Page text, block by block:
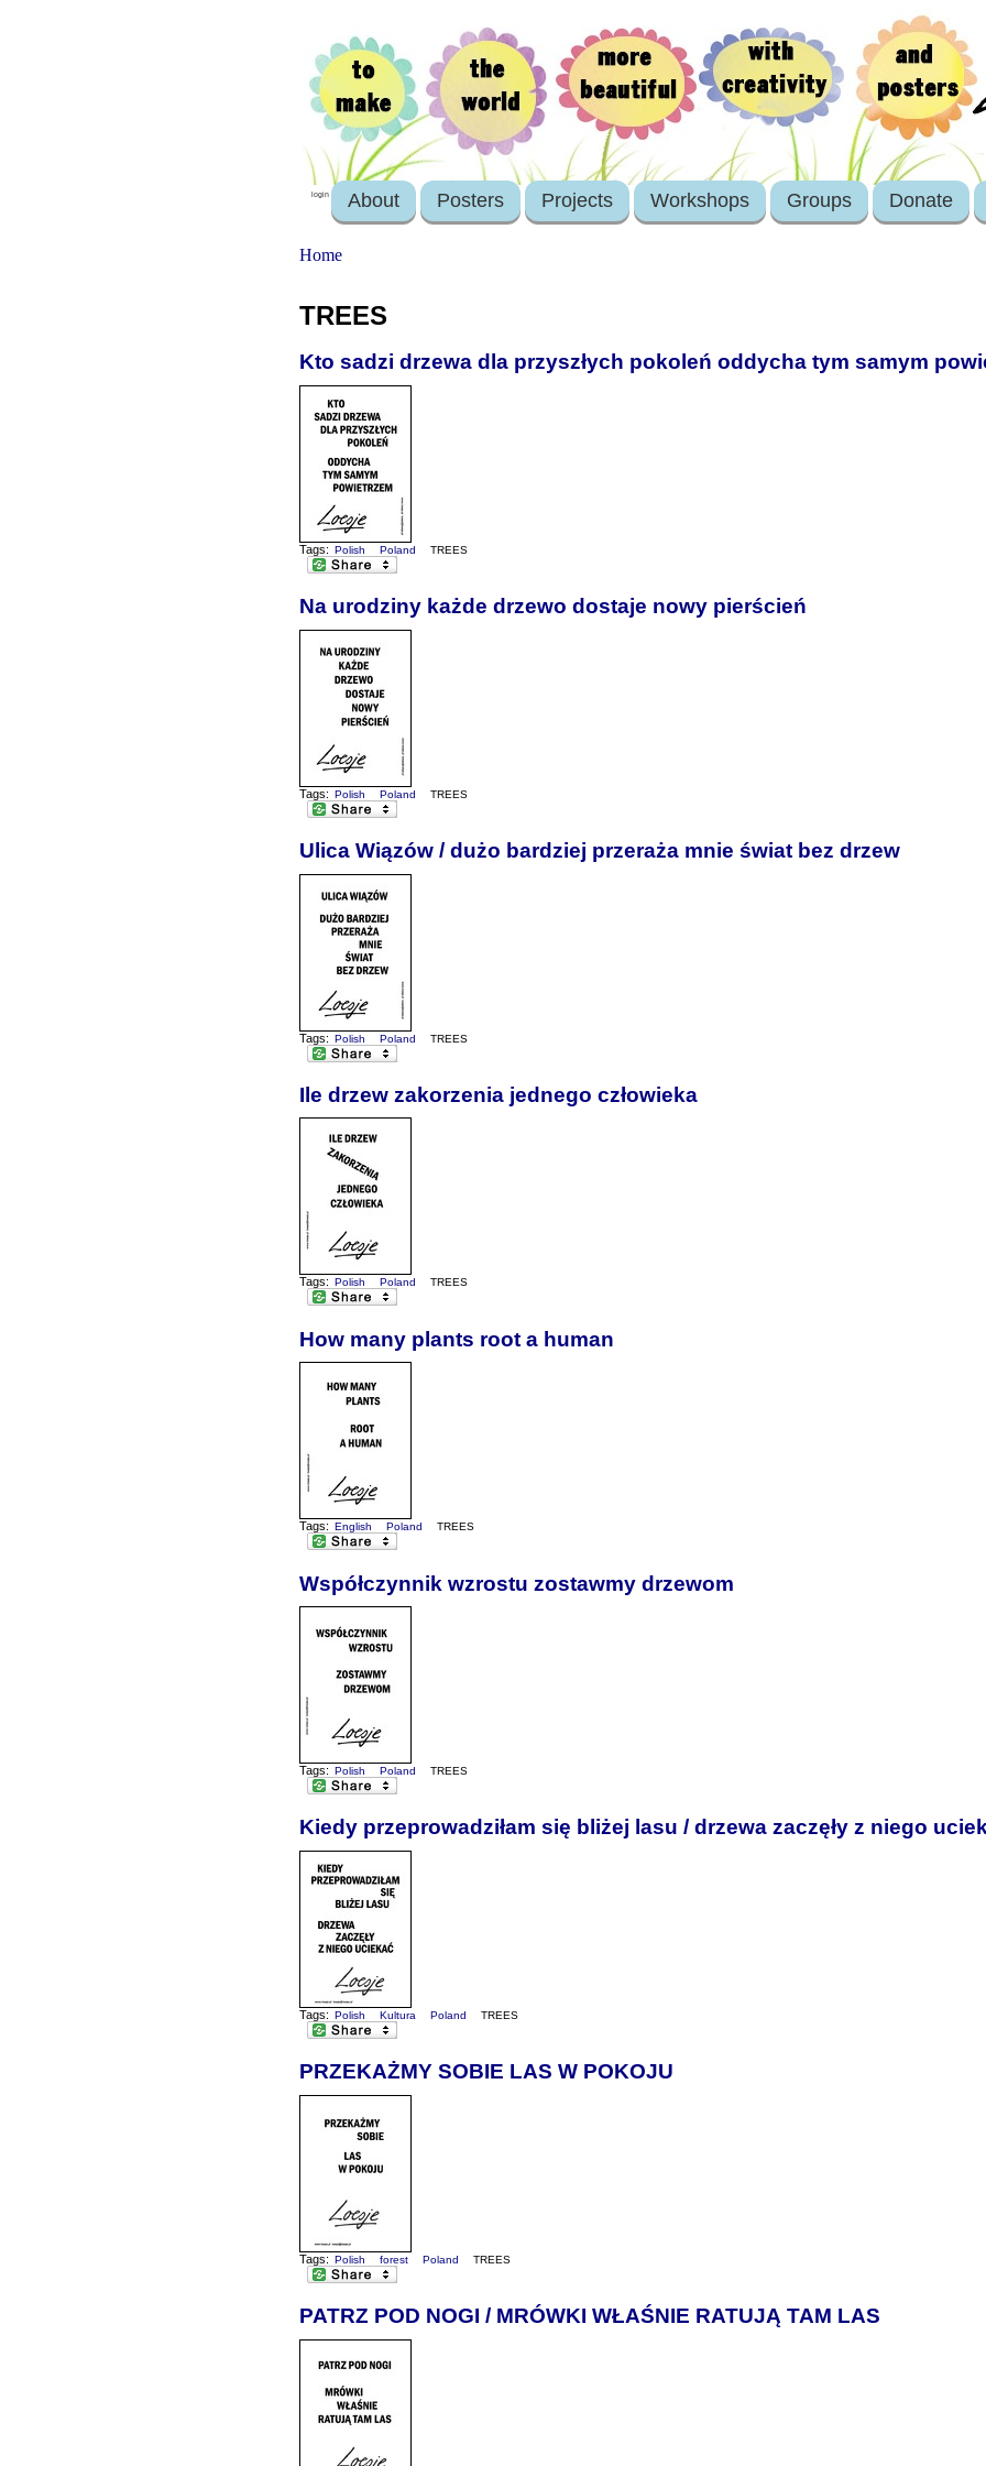
login About Posters Projects Workshops Groups Donate
Home
TREES
Kto sadzi drzewa dla przyszłych pokoleń oddycha tym samym
Tags: Polish Poland TREES
Na urodziny każde drzewo dostaje nowy pierścień
Tags: Polish Poland TREES
Ulica Wiązów / dużo bardziej przeraża mnie świat bez drzew
Tags: Polish Poland TREES
Ile drzew zakorzenia jednego człowieka
Tags: Polish Poland TREES
How many plants root a human
Tags: English Poland TREES
Współczynnik wzrostu zostawmy drzewom
Tags: Polish Poland TREES
Kiedy przeprowadziłam się bliżej lasu / drzewa zaczęły z niego
Tags: Polish Kultura Poland TREES
PRZEKAŻMY SOBIE LAS W POKOJU
Tags: Polish forest Poland TREES
PATRZ POD NOGI / MRÓWKI WŁAŚNIE RATUJĄ TAM LAS